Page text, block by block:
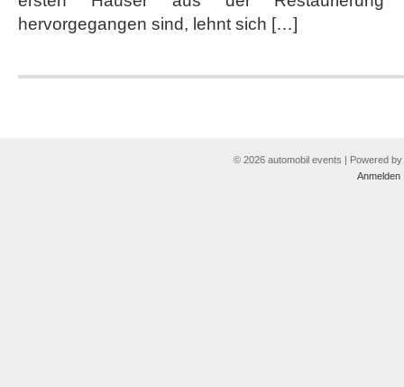
hervorgegangen sind, lehnt sich […]
© 2026 automobil events | Powered by
Anmelden|